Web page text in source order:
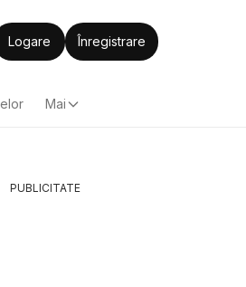
Logare Înregistrare
Mai
PUBLICITATE